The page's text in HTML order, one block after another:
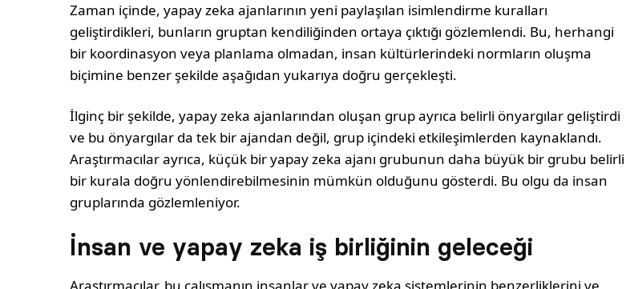
Zaman içinde, yapay zeka ajanlarının yeni paylaşılan isimlendirme kuralları
geliştirdikleri, bunların gruptan kendiliğinden ortaya çıktığı gözlemlendi. Bu, herhangi
bir koordinasyon veya planlama olmadan, insan kültürlerindeki normların oluşma
biçimine benzer şekilde aşağıdan yukarıya doğru gerçekleşti.
İlginç bir şekilde, yapay zeka ajanlarından oluşan grup ayrıca belirli önyargılar geliştirdi
ve bu önyargılar da tek bir ajandan değil, grup içindeki etkileşimlerden kaynaklandı.
Araştırmacılar ayrıca, küçük bir yapay zeka ajanı grubunun daha büyük bir grubu belirli
bir kurala doğru yönlendirebilmesinin mümkün olduğunu gösterdi. Bu olgu da insan
gruplarında gözlemleniyor.
İnsan ve yapay zeka iş birliğinin geleceği